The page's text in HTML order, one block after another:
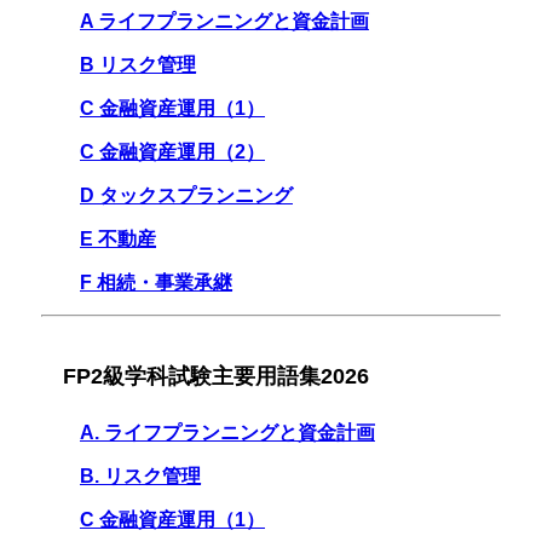
A ライフプランニングと資金計画
B リスク管理
C 金融資産運用（1）
C 金融資産運用（2）
D タックスプランニング
E 不動産
F 相続・事業承継
FP2級学科試験主要用語集2026
A. ライフプランニングと資金計画
B. リスク管理
C 金融資産運用（1）